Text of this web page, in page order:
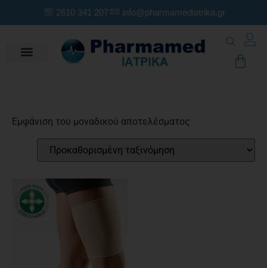
2610 341 207 info@pharmamediatrika.gr
Εμφάνιση του μοναδικού αποτελέσματος